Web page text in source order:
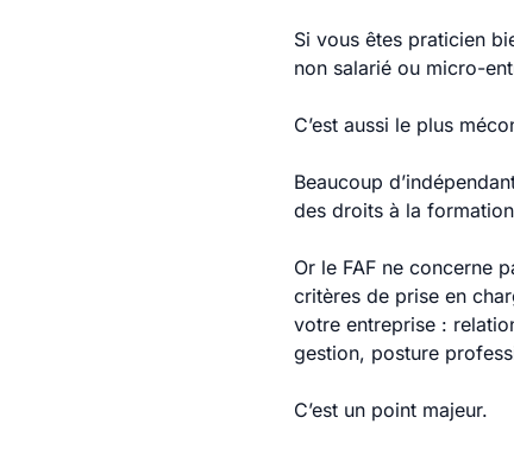
Si vous êtes praticien
non salarié ou micro-
C’est aussi le plus
Beaucoup
des droits à la
Or le FAF ne concerne
critères de prise en
votre entreprise :
gestion, posture
C’est un point majeur.